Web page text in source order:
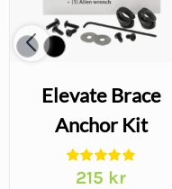
Elevate Brace
Anchor Kit
215 kr